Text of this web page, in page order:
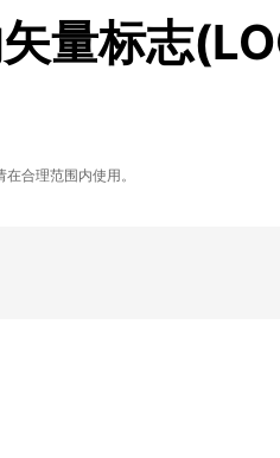
量标志
合理范围内使用。